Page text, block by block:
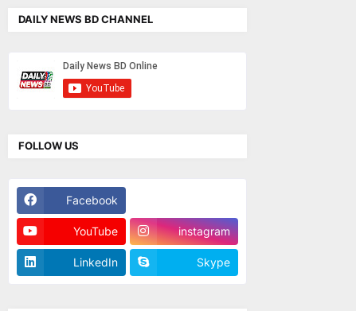
DAILY NEWS BD CHANNEL
FOLLOW US
Facebook
YouTube instagram
LinkedIn Skype